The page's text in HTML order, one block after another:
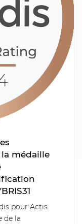
médaille
pour Actis
de la